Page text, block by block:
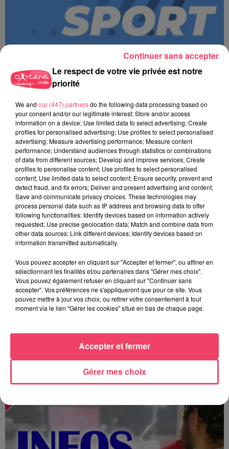
MAGSPORT MATIN 49 07/08/26
MAGSPORT SOIR 49 06/08/26
Le respect de votre vie privée est notre
priorité
We and our (447) partnersdo the following data processing based on
your consent and/or our legitimate interest: Store and/or access
information on a device; Use limited data to select advertising; Create
profiles for personalised advertising; Use profiles to select personalised
advertising; Measure advertising performance; Measure content
performance; Understand audiences through statistics or combinations
of data from different sources; Develop and improve services; Create
profiles to personalise content; Use profiles to select personalised
content; Use limited data to select content; Ensure security, prevent and
detect fraud, and fix errors; Deliver and present advertising and content;
Save and communicate privacy choices. These technologies may
process personal data such as IP address and browsing data to offer
following functionalities: Identify devices based on information actively
requested; Use precise geolocation data; Match and combine data from
other data sources; Link different devices; Identify devices based on
information transmitted automatically.
Vous pouvez accepter en cliquant sur "Accepter et fermer", ou affiner en
sélectionnant les finalités et/ou partenaires dans "Gérer mes choix".
Vous pouvez également refuser en cliquant sur "Continuer sans
accepter". Vos préférences ne s'appliqueront que pour ce site. Vous
pouvez mettre à jour vos choix, ou retirer votre consentement à tout
moment via le lien "Gérer les cookies" situé en bas de chaque page.
Gérer mes choix
Accepter et fermer
Continuer sans accepter